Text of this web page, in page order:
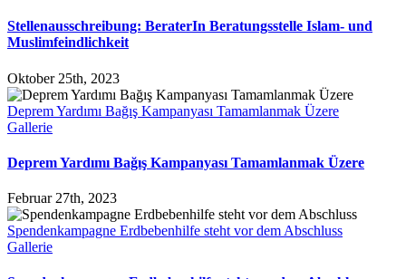
Stellenausschreibung: BeraterIn Beratungsstelle Islam- und
Muslimfeindlichkeit
Oktober 25th, 2023
Deprem Yardımı Bağış Kampanyası Tamamlanmak Üzere
Gallerie
Deprem Yardımı Bağış Kampanyası Tamamlanmak Üzere
Februar 27th, 2023
Spendenkampagne Erdbebenhilfe steht vor dem Abschluss
Gallerie